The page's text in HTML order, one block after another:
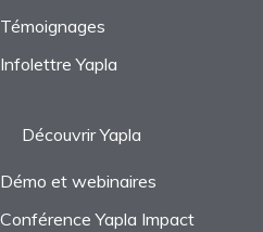
Témoignages
Infolettre Yapla
Découvrir Yapla
Démo et webinaires
Conférence Yapla Impact